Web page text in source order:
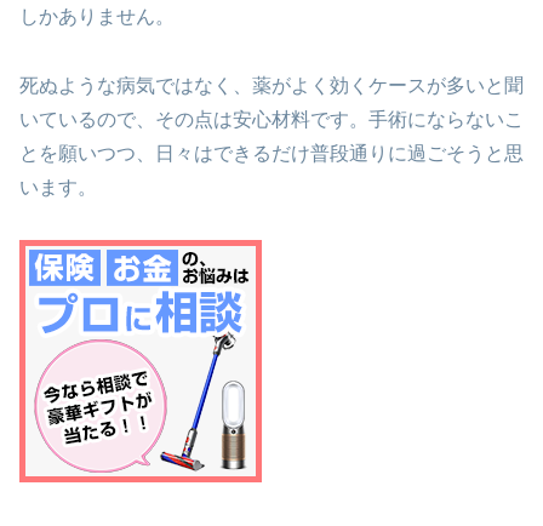
しかありません。
死ぬような病気ではなく、薬がよく効くケースが多いと聞
いているので、その点は安心材料です。手術にならないこ
とを願いつつ、日々はできるだけ普段通りに過ごそうと思
います。